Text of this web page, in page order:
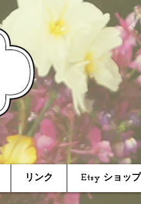
リンク Etsy ショップ